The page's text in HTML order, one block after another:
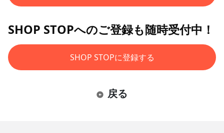
SHOP STOPへのご登録も随時受付中！
SHOP STOPに登録する
戻る